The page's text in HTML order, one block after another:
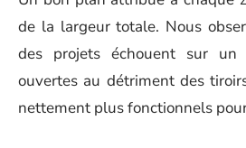
de la largeur totale. Nous
des projets échouent sur un
ouvertes au détriment des
nettement plus fonctionnels